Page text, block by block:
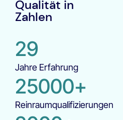
Qualität in
Zahlen
29
Jahre Erfahrung
25000+
Reinraumqualifizierungen